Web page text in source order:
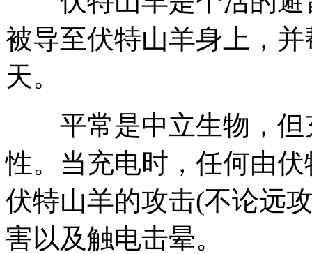
被导至伏特山羊身上，
天。
平常是中立生物，但
性。当充电时，任何由
伏特山羊的攻击(不论远
害以及触电击晕。